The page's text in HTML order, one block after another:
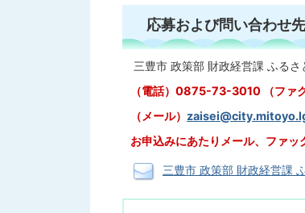
応募および問い合わせ先
三豊市 政策部 財政経営課 ふるさ
（電話）0875-73-3010 （フ
（メール）
お申込みにあたりメール、ファッ
三豊市 政策部 財政経営課